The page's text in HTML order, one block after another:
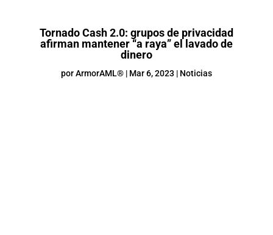
Tornado Cash 2.0: grupos de privacidad
afirman mantener “a raya” el lavado de
dinero
porArmorAML®| Mar 6, 2023| Noticias